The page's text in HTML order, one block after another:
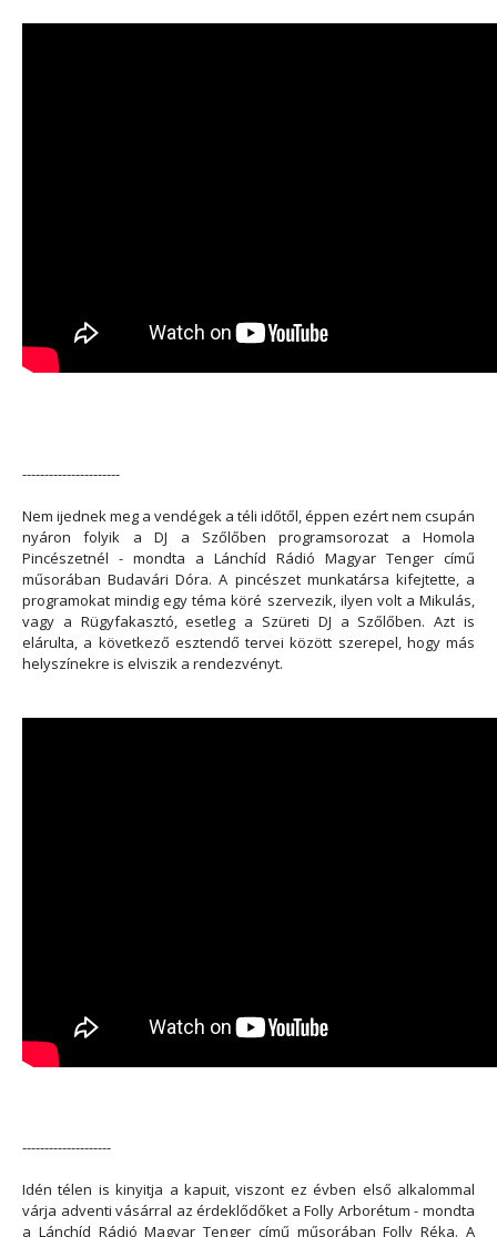
----------------------
Nem ijednek meg a vendégek a téli időtől, éppen ezért nem csupán
nyáron folyik a DJ a Szőlőben programsorozat a Homola
Pincészetnél - mondta a Lánchíd Rádió Magyar Tenger című
műsorában Budavári Dóra. A pincészet munkatársa kifejtette, a
programokat mindig egy téma köré szervezik, ilyen volt a Mikulás,
vagy a Rügyfakasztó, esetleg a Szüreti DJ a Szőlőben. Azt is
elárulta, a következő esztendő tervei között szerepel, hogy más
helyszínekre is elviszik a rendezvényt.
--------------------
Idén télen is kinyitja a kapuit, viszont ez évben első alkalommal
várja adventi vásárral az érdeklődőket a Folly Arborétum - mondta
a Lánchíd Rádió Magyar Tenger című műsorában Folly Réka. A